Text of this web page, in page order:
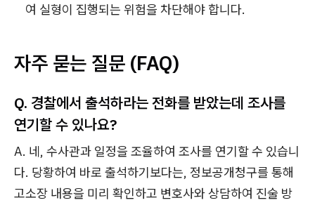
여 실형이 집행되는 위험을 차단해야 합니다.
자주 묻는 질문 (FAQ)
Q. 경찰에서 출석하라는 전화를 받았는데 조사를
연기할 수 있나요?
A. 네, 수사관과 일정을 조율하여 조사를 연기할 수 있습니
다. 당황하여 바로 출석하기보다는, 정보공개청구를 통해
고소장 내용을 미리 확인하고 변호사와 상담하여 진술 방